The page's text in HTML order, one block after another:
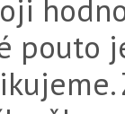
pouto